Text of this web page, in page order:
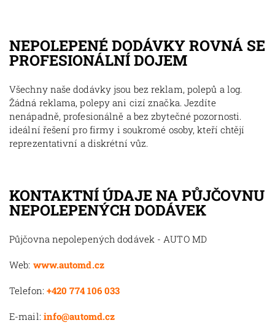
NEPOLEPENÉ DODÁVKY ROVNÁ SE
PROFESIONÁLNÍ DOJEM
Všechny naše dodávky jsou bez reklam, polepů a log.
Žádná reklama, polepy ani cizí značka. Jezdíte
nenápadně, profesionálně a bez zbytečné pozornosti.
ideální řešení pro firmy i soukromé osoby, kteří chtějí
reprezentativní a diskrétní vůz.
KONTAKTNÍ ÚDAJE NA PŮJČOVNU
NEPOLEPENÝCH DODÁVEK
Půjčovna nepolepených dodávek - AUTO MD
Web: www.automd.cz
Telefon: +420 774 106 033
E-mail: info@automd.cz